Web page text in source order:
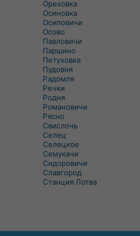
Ореховка
Осиновка
Осиповичи
Осово
Павловичи
Паршино
Петуховка
Пудовня
Радомля
Речки
Родня
Романовичи
Рясно
Свислочь
Селец
Селецкое
Семукачи
Сидоровичи
Славгород
Станция Лотва